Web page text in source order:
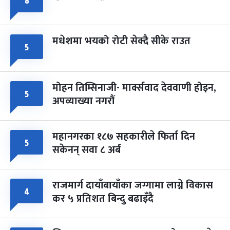
५ मधेशमा भयको रोटी सेक्दै सीके राउत
५ मोहन तिम्सिनाजी- मार्क्सवाद देववाणी होइन,
अपव्याख्या नगरौं
५ महानगरका १८७ सहकारीले फिर्ता दिन
सकेनन् सवा ८ अर्ब
४ राजमार्ग दायाँबायाँका जग्गामा लाग्ने विकास
कर ५ प्रतिशत बिन्दु बढाइँदै